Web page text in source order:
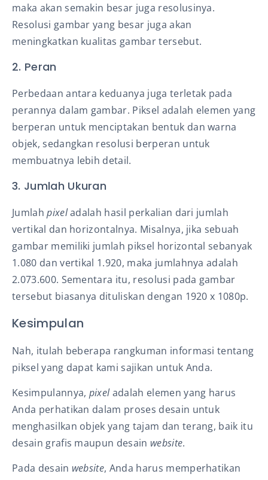
maka akan semakin besar juga resolusinya.
Resolusi gambar yang besar juga akan
meningkatkan kualitas gambar tersebut.
2. Peran
Perbedaan antara keduanya juga terletak pada
perannya dalam gambar. Piksel adalah elemen yang
berperan untuk menciptakan bentuk dan warna
objek, sedangkan resolusi berperan untuk
membuatnya lebih detail.
3. Jumlah Ukuran
Jumlahpixeladalah hasil perkalian dari jumlah
vertikal dan horizontalnya. Misalnya, jika sebuah
gambar memiliki jumlah piksel horizontal sebanyak
1.080 dan vertikal 1.920, maka jumlahnya adalah
2.073.600. Sementara itu, resolusi pada gambar
tersebut biasanya dituliskan dengan 1920 x 1080p.
Kesimpulan
Nah, itulah beberapa rangkuman informasi tentang
piksel yang dapat kami sajikan untuk Anda.
Kesimpulannya, pixeladalah elemen yang harus
Anda perhatikan dalam proses desain untuk
menghasilkan objek yang tajam dan terang, baik itu
desain grafis maupun desain website.
Pada desain website, Anda harus memperhatikan